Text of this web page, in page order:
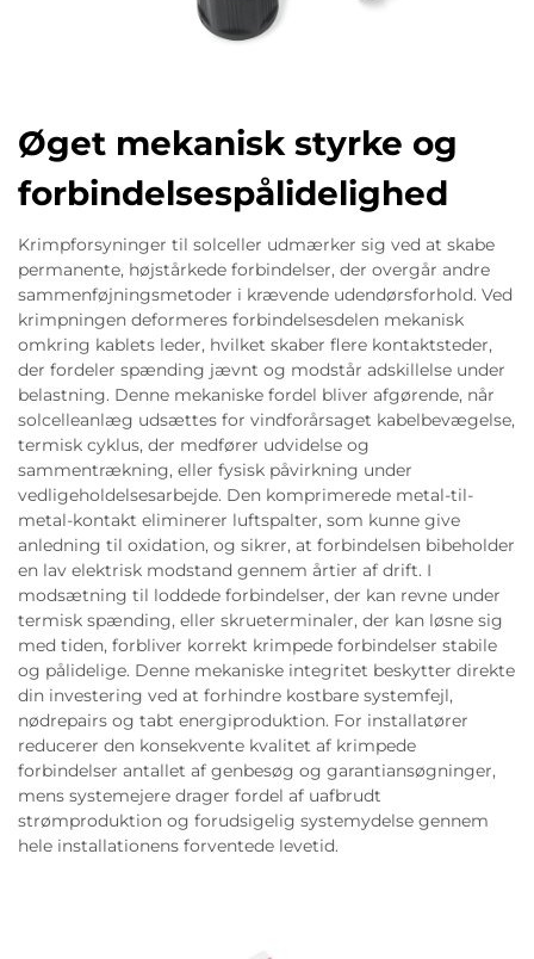
Øget mekanisk styrke og
forbindelsespålidelighed
Krimpforsyninger til solceller udmærker sig ved at skabe
permanente, højstårkede forbindelser, der overgår andre
sammenføjningsmetoder i krævende udendørsforhold. Ved
krimpningen deformeres forbindelsesdelen mekanisk
omkring kablets leder, hvilket skaber flere kontaktsteder,
der fordeler spænding jævnt og modstår adskillelse under
belastning. Denne mekaniske fordel bliver afgørende, når
solcelleanlæg udsættes for vindforårsaget kabelbevægelse,
termisk cyklus, der medfører udvidelse og
sammentrækning, eller fysisk påvirkning under
vedligeholdelsesarbejde. Den komprimerede metal-til-
metal-kontakt eliminerer luftspalter, som kunne give
anledning til oxidation, og sikrer, at forbindelsen bibeholder
en lav elektrisk modstand gennem årtier af drift. I
modsætning til loddede forbindelser, der kan revne under
termisk spænding, eller skrueterminaler, der kan løsne sig
med tiden, forbliver korrekt krimpede forbindelser stabile
og pålidelige. Denne mekaniske integritet beskytter direkte
din investering ved at forhindre kostbare systemfejl,
nødrepairs og tabt energiproduktion. For installatører
reducerer den konsekvente kvalitet af krimpede
forbindelser antallet af genbesøg og garantiansøgninger,
mens systemejere drager fordel af uafbrudt
strømproduktion og forudsigelig systemydelse gennem
hele installationens forventede levetid.